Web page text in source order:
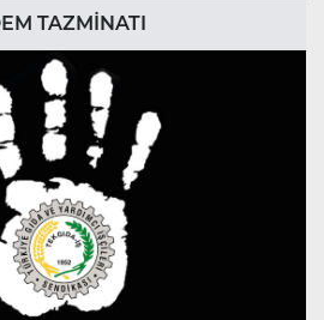
TAZMİNATI